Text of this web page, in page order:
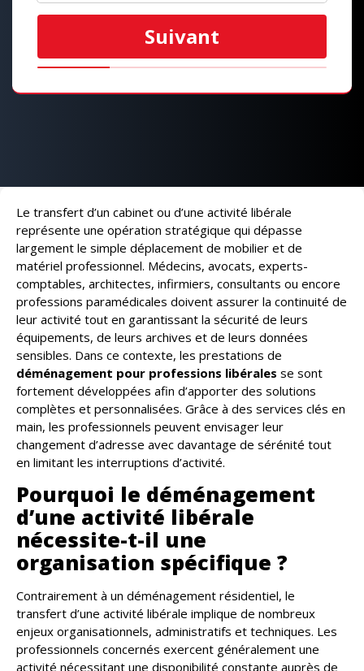
Suivant
Le transfert d’un cabinet ou d’une activité libérale
représente une opération stratégique qui dépasse
largement le simple déplacement de mobilier et de
matériel professionnel. Médecins, avocats, experts-
comptables, architectes, infirmiers, consultants ou encore
professions paramédicales doivent assurer la continuité de
leur activité tout en garantissant la sécurité de leurs
équipements, de leurs archives et de leurs données
sensibles. Dans ce contexte, les prestations de
déménagement pour professions libérales se sont
fortement développées afin d’apporter des solutions
complètes et personnalisées. Grâce à des services clés en
main, les professionnels peuvent envisager leur
changement d’adresse avec davantage de sérénité tout
en limitant les interruptions d’activité.
Pourquoi le déménagement
d’une activité libérale
nécessite-t-il une
organisation spécifique ?
Contrairement à un déménagement résidentiel, le
transfert d’une activité libérale implique de nombreux
enjeux organisationnels, administratifs et techniques. Les
professionnels concernés exercent généralement une
activité nécessitant une disponibilité constante auprès de